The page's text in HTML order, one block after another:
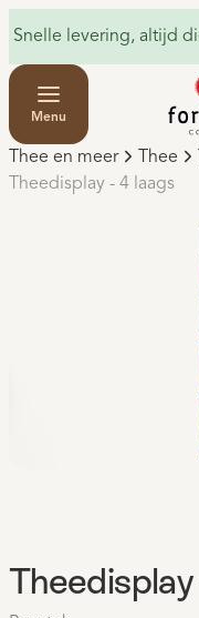
Snelle levering, altijd
Menu
Thee en meer Thee
Theedisplay - 4 laags